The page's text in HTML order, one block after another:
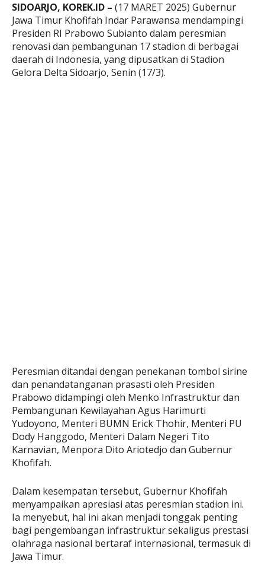
SIDOARJO, KOREK.ID – (17 MARET 2025) Gubernur
Jawa Timur Khofifah Indar Parawansa mendampingi
Presiden RI Prabowo Subianto dalam peresmian
renovasi dan pembangunan 17 stadion di berbagai
daerah di Indonesia, yang dipusatkan di Stadion
Gelora Delta Sidoarjo, Senin (17/3).
Peresmian ditandai dengan penekanan tombol sirine
dan penandatanganan prasasti oleh Presiden
Prabowo didampingi oleh Menko Infrastruktur dan
Pembangunan Kewilayahan Agus Harimurti
Yudoyono, Menteri BUMN Erick Thohir, Menteri PU
Dody Hanggodo, Menteri Dalam Negeri Tito
Karnavian, Menpora Dito Ariotedjo dan Gubernur
Khofifah.
Dalam kesempatan tersebut, Gubernur Khofifah
menyampaikan apresiasi atas peresmian stadion ini.
Ia menyebut, hal ini akan menjadi tonggak penting
bagi pengembangan infrastruktur sekaligus prestasi
olahraga nasional bertaraf internasional, termasuk di
Jawa Timur.